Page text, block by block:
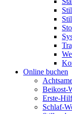
Online buchen
Beikost-
Erste-
Schlaf-